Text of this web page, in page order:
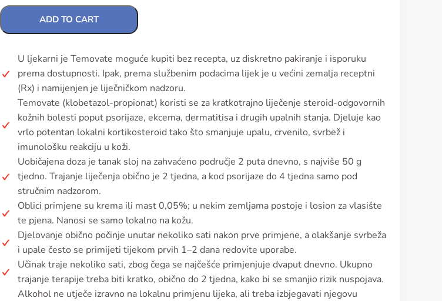
ADD TO CART
U ljekarni je Temovate moguće kupiti bez recepta, uz diskretno pakiranje i isporuku
prema dostupnosti. Ipak, prema službenim podacima lijek je u većini zemalja receptni
(Rx) i namijenjen je liječničkom nadzoru.
Temovate (klobetazol-propionat) koristi se za kratkotrajno liječenje steroid-odgovornih
kožnih bolesti poput psorijaze, ekcema, dermatitisa i drugih upalnih stanja. Djeluje kao
vrlo potentan lokalni kortikosteroid tako što smanjuje upalu, crvenilo, svrbež i
imunološku reakciju u koži.
Uobičajena doza je tanak sloj na zahvaćeno područje 2 puta dnevno, s najviše 50 g
tjedno. Trajanje liječenja obično je 2 tjedna, a kod psorijaze do 4 tjedna samo pod
stručnim nadzorom.
Oblici primjene su krema ili mast 0,05%; u nekim zemljama postoje i losion za vlasište
te pjena. Nanosi se samo lokalno na kožu.
Djelovanje obično počinje unutar nekoliko sati nakon prve primjene, a olakšanje svrbeža
i upale često se primijeti tijekom prvih 1–2 dana redovite uporabe.
Učinak traje nekoliko sati, zbog čega se najčešće primjenjuje dvaput dnevno. Ukupno
trajanje terapije treba biti kratko, obično do 2 tjedna, kako bi se smanjio rizik nuspojava.
Alkohol ne utječe izravno na lokalnu primjenu lijeka, ali treba izbjegavati njegovu